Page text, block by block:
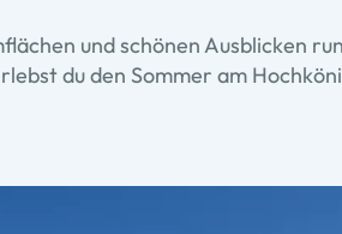
und schönen Ausblicken
du den Sommer am